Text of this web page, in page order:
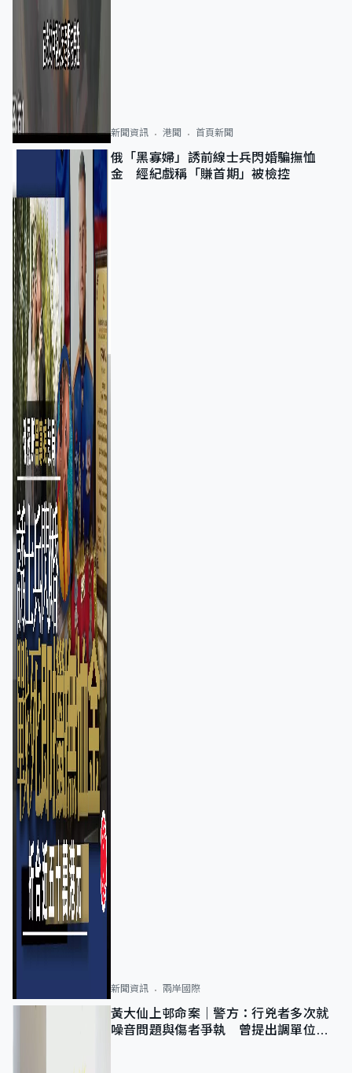
新聞資訊 港聞 首頁新聞
俄「黑寡婦」誘前線士兵閃婚騙撫恤
金 經紀戲稱「賺首期」被檢控
新聞資訊 兩岸國際
黃大仙上邨命案｜警方：行兇者多次就
噪音問題與傷者爭執 曾提出調單位已